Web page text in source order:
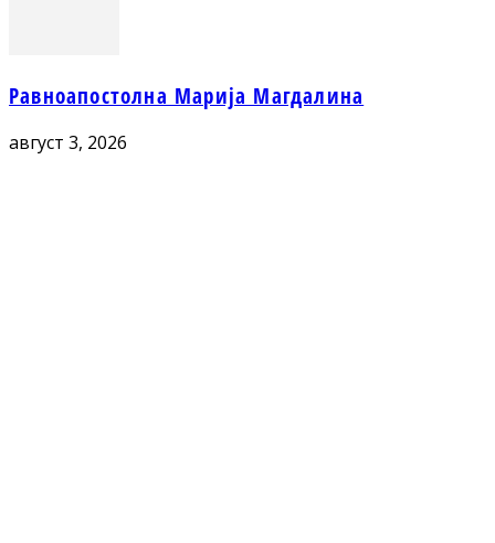
Равноапостолна Марија Магдалина
август 3, 2026